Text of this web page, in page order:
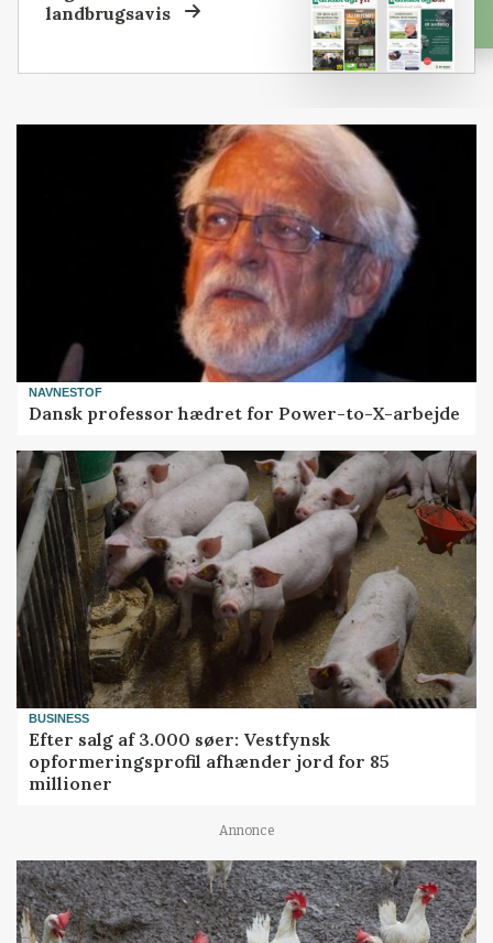
landbrugsavis
NAVNESTOF
Dansk professor hædret for Power-to-X-arbejde
BUSINESS
Efter salg af 3.000 søer: Vestfynsk
opformeringsprofil afhænder jord for 85
millioner
Annonce